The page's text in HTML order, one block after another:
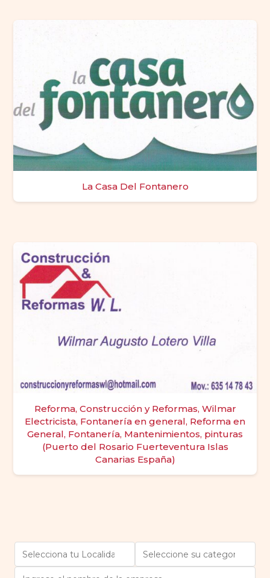
La Casa Del Fontanero
Reforma, Construcción y Reformas, Wilmar
Electricista, Fontanería en general, Reforma en
General, Fontanería, Mantenimientos, pinturas
(Puerto del Rosario Fuerteventura Islas
Canarias España)